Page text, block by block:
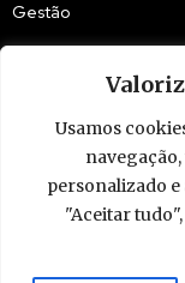
Usamos
personalizado
"Aceitar
Gestão
© 2009 - 2026